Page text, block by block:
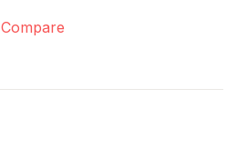
Compare